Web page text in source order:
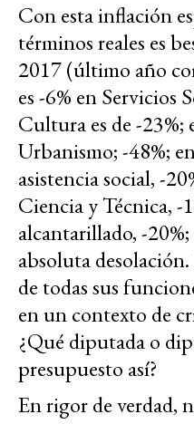
Con esta inflación
términos reales es
2017 (último año
es -6% en Servicios
Cultura es de -23%;
Urbanismo; -48%;
asistencia social, -
Ciencia y Técnica, -
alcantarillado, -
absoluta
de todas sus
en un contexto de
¿Qué diputada o
presupuesto así?
En rigor de verdad,